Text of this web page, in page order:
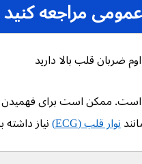
مراجعه کنید
ضربان قلب بالا دارید
ممکن است برای
نوار قلب (ECG) نیاز داشته